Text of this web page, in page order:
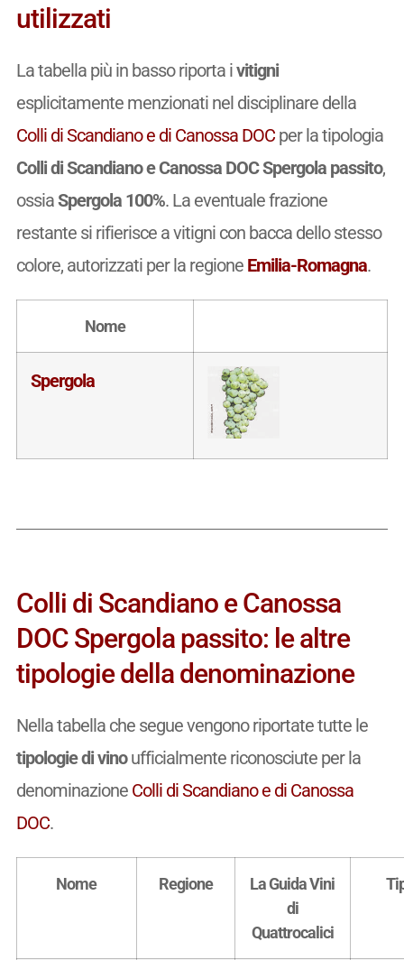
utilizzati
La tabella più in basso riporta ivitigni
esplicitamente menzionati nel disciplinare della
Colli di Scandiano e di Canossa DOCper la tipologia
Colli di Scandiano e Canossa DOC Spergola passito,
ossiaSpergola 100%. La eventuale frazione
restante si rifierisce a vitigni con bacca dello stesso
colore, autorizzati per la regione Emilia-Romagna.
Nome
Spergola
Colli di Scandiano e Canossa
DOC Spergola passito: le altre
tipologie della denominazione
Nella tabella che segue vengono riportate tutte le
tipologie di vinoufficialmente riconosciute per la
denominazione Colli di Scandiano e di Canossa
DOC.
Nome Regione
La Guida Vini
di
Quattrocalici